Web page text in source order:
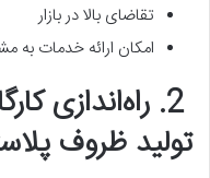
تقاضای بالا در بازار
امکان ارائه خدمات به
2. راه‌اندازی
تولید ظروف